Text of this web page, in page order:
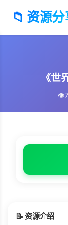
📁 资源分
《世
👁️
📝 资源介绍